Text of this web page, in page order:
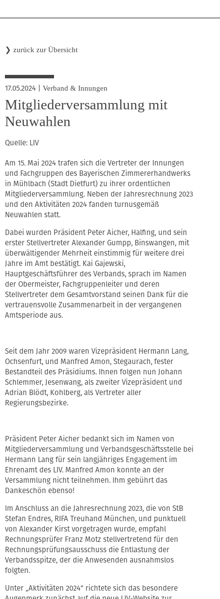
❯ zurück zur Übersicht
17.05.2024 Verband & Innungen
Mitgliederversammlung mit
Neuwahlen
Quelle: LIV
Am 15. Mai 2024 trafen sich die Vertreter der Innungen
und Fachgruppen des Bayerischen Zimmererhandwerks
in Mühlbach (Stadt Dietfurt) zu ihrer ordentlichen
Mitgliederversammlung. Neben der Jahresrechnung 2023
und den Aktivitäten 2024 fanden turnusgemäß
Neuwahlen statt.
Dabei wurden Präsident Peter Aicher, Halfing, und sein
erster Stellvertreter Alexander Gumpp, Binswangen, mit
überwältigender Mehrheit einstimmig für weitere drei
Jahre im Amt bestätigt. Kai Gajewski,
Hauptgeschäftsführer des Verbands, sprach im Namen
der Obermeister, Fachgruppenleiter und deren
Stellvertreter dem Gesamtvorstand seinen Dank für die
vertrauensvolle Zusammenarbeit in der vergangenen
Amtsperiode aus.
Seit dem Jahr 2009 waren Vizepräsident Hermann Lang,
Ochsenfurt, und Manfred Amon, Stegaurach, fester
Bestandteil des Präsidiums. Ihnen folgen nun Johann
Schlemmer, Jesenwang, als zweiter Vizepräsident und
Adrian Blödt, Kohlberg, als Vertreter aller
Regierungsbezirke.
Präsident Peter Aicher bedankt sich im Namen von
Mitgliederversammlung und Verbandsgeschäftsstelle bei
Hermann Lang für sein langjähriges Engagement im
Ehrenamt des LIV. Manfred Amon konnte an der
Versammlung nicht teilnehmen. Ihm gebührt das
Dankeschön ebenso!
Im Anschluss an die Jahresrechnung 2023, die von StB
Stefan Endres, RIFA Treuhand München, und punktuell
von Alexander Kirst vorgetragen wurde, empfahl
Rechnungsprüfer Franz Motz stellvertretend für den
Rechnungsprüfungsausschuss die Entlastung der
Verbandsspitze, der die Anwesenden ausnahmslos
folgten.
Unter „Aktivitäten 2024“ richtete sich das besondere